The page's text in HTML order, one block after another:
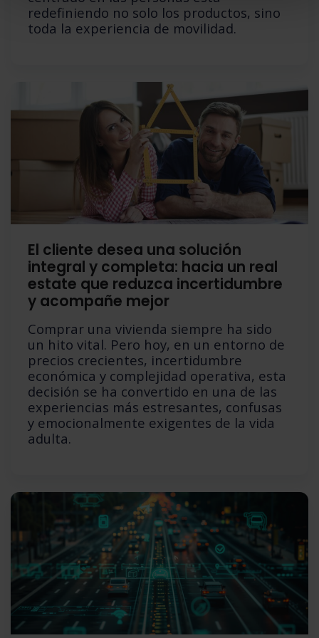
redefiniendo no solo los productos, sino
toda la experiencia de movilidad.
El cliente desea una solución
integral y completa: hacia un real
estate que reduzca incertidumbre
y acompañe mejor
Comprar una vivienda siempre ha sido
un hito vital. Pero hoy, en un entorno de
precios crecientes, incertidumbre
económica y complejidad operativa, esta
decisión se ha convertido en una de las
experiencias más estresantes, confusas
y emocionalmente exigentes de la vida
adulta.